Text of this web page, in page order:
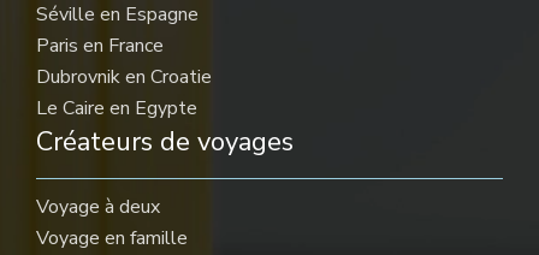
Séville en Espagne
Paris en France
Dubrovnik en Croatie
Le Caire en Egypte
Créateurs de voyages
Voyage à deux
Voyage en famille